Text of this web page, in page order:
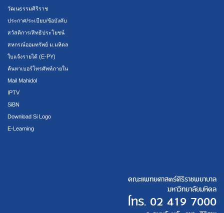
วัฒนธรรมศิริราช
ประกาศ/ระเบียบ/ข้อบังคับ
สวัสดิการ/สิทธิประโยชน์
สหกรณ์ออมทรัพย์ ม.มหิดล
ใบแจ้งรายได้ (E-PY)
ค้นหาเบอร์โทรศัพท์ภายใน
Mail Mahidol
IPTV
SiBN
Download Si Logo
E-Learning
คณะแพทยศาสตร์ศิริราชพยาบาล
มหาวิทยาลัยมหิดล
โทร. 02 419 7000